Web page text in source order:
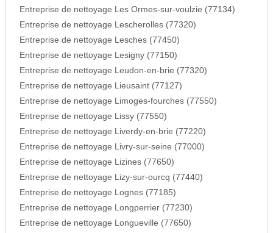
Entreprise de nettoyage Les Ormes-sur-voulzie (77134)
Entreprise de nettoyage Lescherolles (77320)
Entreprise de nettoyage Lesches (77450)
Entreprise de nettoyage Lesigny (77150)
Entreprise de nettoyage Leudon-en-brie (77320)
Entreprise de nettoyage Lieusaint (77127)
Entreprise de nettoyage Limoges-fourches (77550)
Entreprise de nettoyage Lissy (77550)
Entreprise de nettoyage Liverdy-en-brie (77220)
Entreprise de nettoyage Livry-sur-seine (77000)
Entreprise de nettoyage Lizines (77650)
Entreprise de nettoyage Lizy-sur-ourcq (77440)
Entreprise de nettoyage Lognes (77185)
Entreprise de nettoyage Longperrier (77230)
Entreprise de nettoyage Longueville (77650)